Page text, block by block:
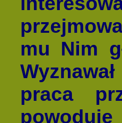
mu Nim
praca